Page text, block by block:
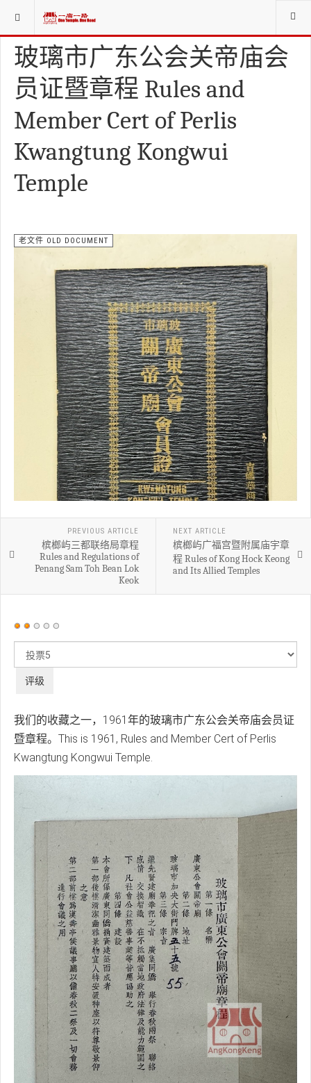
当前位置： 资料库LIBRARIES
玻璃市广东公会关帝庙会
员证暨章程 Rules and
Member Cert of Perlis
Kwangtung Kongwui
Temple
老文件 OLD DOCUMENT
PREVIOUS ARTICLE
槟榔屿三都联络局章程
Rules and Regulations of
Penang Sam Toh Bean Lok
Keok
NEXT ARTICLE
槟榔屿广福宫暨附属庙宇章
程 Rules of Kong Hock Keong
and Its Allied Temples
用
价：2/
评
我们的收藏之一，1961年的玻璃市广东公会关帝庙会员证
暨章程。This is 1961, Rules and Member Cert of Perlis
Kwangtung Kongwui Temple.